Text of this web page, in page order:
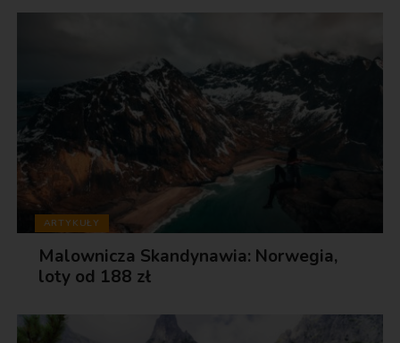
ARTYKUŁY
Malownicza Skandynawia: Norwegia,
loty od 188 zł